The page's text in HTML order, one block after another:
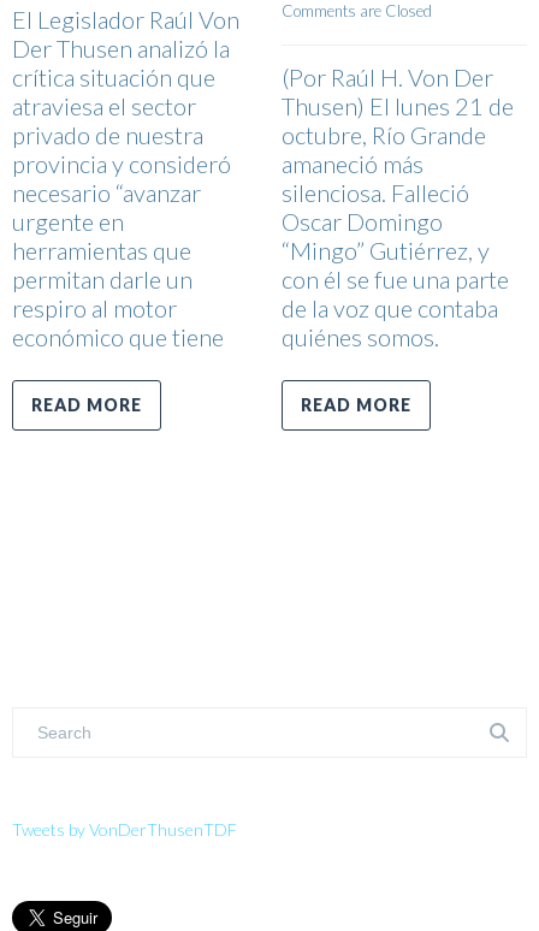
El Legislador Raúl Von
Der Thusen analizó la
crítica situación que
atraviesa el sector
privado de nuestra
provincia y consideró
necesario “avanzar
urgente en
herramientas que
permitan darle un
respiro al motor
económico que tiene
READ MORE
Comments are Closed
(Por Raúl H. Von Der
Thusen) El lunes 21 de
octubre, Río Grande
amaneció más
silenciosa. Falleció
Oscar Domingo
“Mingo” Gutiérrez, y
con él se fue una parte
de la voz que contaba
quiénes somos.
READ MORE
Tweets by VonDerThusenTDF